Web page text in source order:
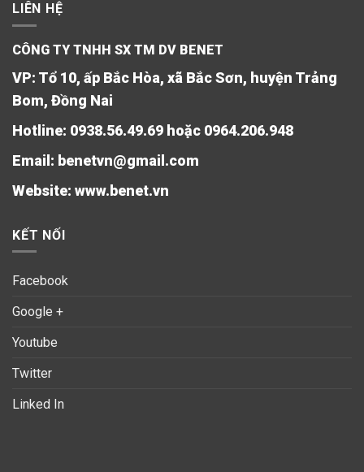
LIÊN HỆ
CÔNG TY TNHH SX TM DV BENET
VP: Tổ 10, ấp Bắc Hòa, xã Bắc Sơn, huyện Trảng
Bom, Đồng Nai
Hotline: 0938.56.49.69 hoặc 0964.206.948
Email: benetvn@gmail.com
Website: www.benet.vn
KẾT NỐI
Facebook
Google +
Youtube
Twitter
Linked In